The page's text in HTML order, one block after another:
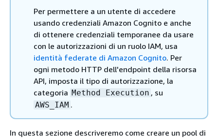
Per permettere a un utente di accedere
usando credenziali Amazon Cognito e anche
di ottenere credenziali temporanee da usare
con le autorizzazioni di un ruolo IAM, usa
identità federate di Amazon Cognito. Per
ogni metodo HTTP dell'endpoint della risorsa
API, imposta il tipo di autorizzazione, la
categoria Method Execution , su
AWS_IAM .
In questa sezione descriveremo come creare un pool di